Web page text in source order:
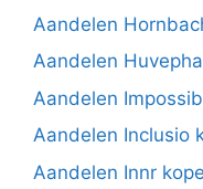
Aandelen
Aandelen
Aandelen
Aandelen Inclusio
Aandelen Innr